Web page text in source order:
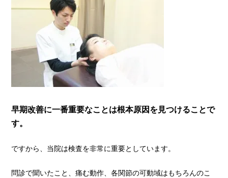
早期改善に一番重要なことは根本原因を見つけることで
す。
ですから、当院は検査を非常に重要としています。
問診で聞いたこと、痛む動作、各関節の可動域はもちろんのこ